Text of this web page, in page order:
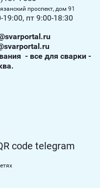
проспект, дом 91
пт 9:00-18:30
- все для сварки -
code telegram